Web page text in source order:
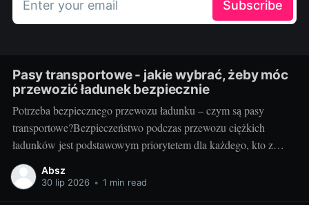
Enter your email Subscribe
Pasy transportowe - jakie wybrać, żeby móc
przewozić ładunek bezpiecznie
Potrzeba bezpiecznego przewozu ładunku – czym są pasy
transportowe?Bezpieczeństwo podczas przewozu ciężkich
ładunków jest podstawowym priorytetem dla każdego, kto z
powodzeniem chce prowadzić biznes w branży transportowej.
Aby zapewnić stabilność mocowania oraz uniknąć potencjalnie
Absz
30 lip 2026 • 1 min read